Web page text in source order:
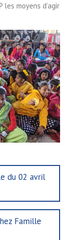
moyens d’agir
du 02 avril
Famille